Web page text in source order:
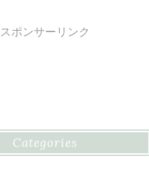
スポンサーリンク
Categories